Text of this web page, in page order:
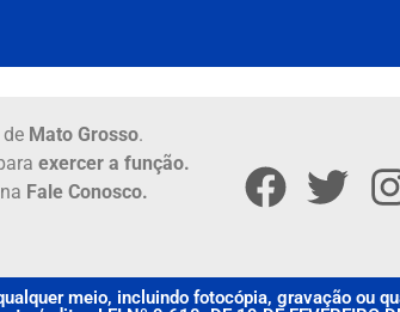
Mato Grosso.
exercer a função.
Fale Conosco.
meio, incluindo fotocópia, gravação ou